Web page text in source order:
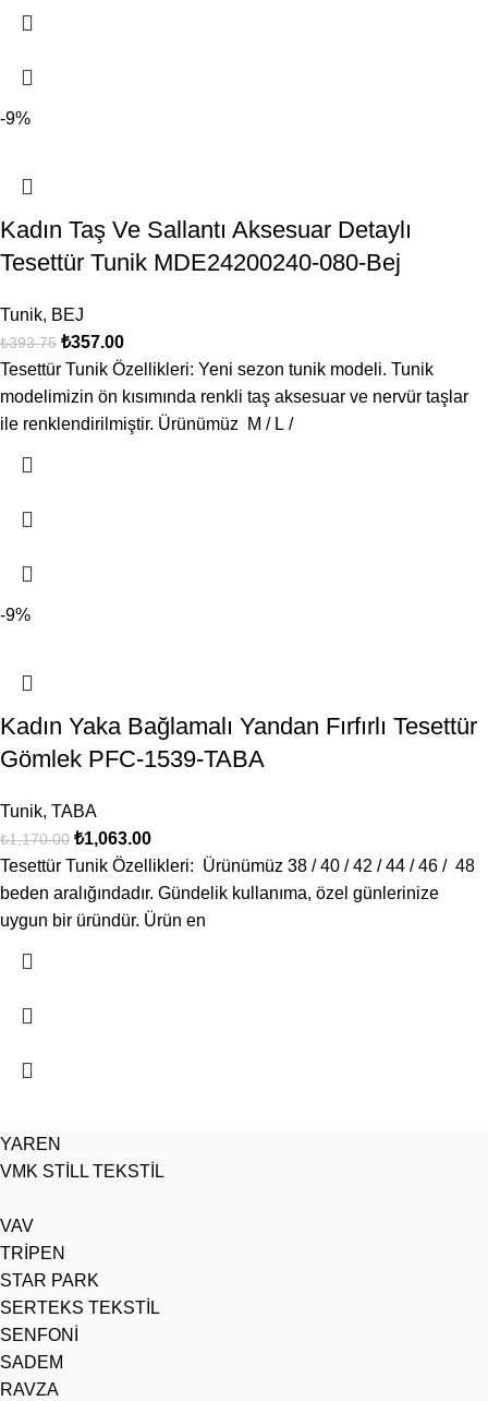
-9%
Kadın Taş Ve Sallantı Aksesuar Detaylı
Tesettür Tunik MDE24200240-080-Bej
Tunik, BEJ
₺393.75 ₺357.00
Tesettür Tunik Özellikleri: Yeni sezon tunik modeli. Tunik
modelimizin ön kısımında renkli taş aksesuar ve nervür taşlar
ile renklendirilmiştir. Ürünümüz M / L /
-9%
Kadın Yaka Bağlamalı Yandan Fırfırlı Tesettür
Gömlek PFC-1539-TABA
Tunik, TABA
₺1,170.00 ₺1,063.00
Tesettür Tunik Özellikleri: Ürünümüz 38 / 40 / 42 / 44 / 46 / 48
beden aralığındadır. Gündelik kullanıma, özel günlerinize
uygun bir üründür. Ürün en
YAREN
VMK STİLL TEKSTİL
VAV
TRİPEN
STAR PARK
SERTEKS TEKSTİL
SENFONİ
SADEM
RAVZA